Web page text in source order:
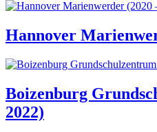
Hannover
Boizenburg
2022)